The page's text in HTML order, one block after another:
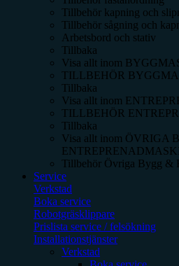
Tillbehör kapning och
Tillbehör sågning och
Arbetsbord och stativ
Tillbaka
Visa allt inom
TILLBEHÖR
Tillbaka
Visa allt inom
TILLBEHÖR
Tillbaka
Visa allt inom ÖVRIGA
Tillbehör Övriga Bygg &
Service
Verkstad
Boka service
Robotgräsklippare
Prislista service / felsökning
Installationstjänster
Verkstad